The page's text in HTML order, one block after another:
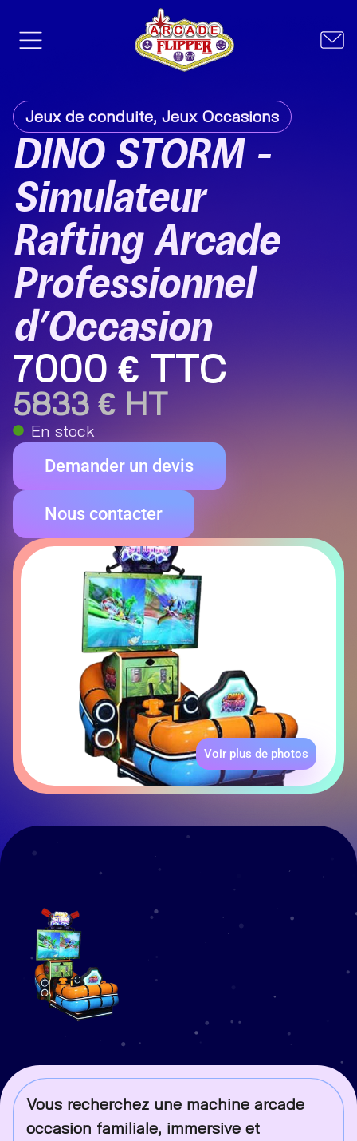
Jeux de conduite, Jeux Occasions
DINO STORM –
Simulateur
Rafting Arcade
Professionnel
d’Occasion
7000 € TTC
5833 € HT
En stock
Demander un devis
Nous contacter
Voir plus de photos
Vous recherchez une machine arcade
occasion familiale, immersive et